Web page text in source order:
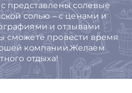
представлены солевые
солью – с ценами и
и отзывами
сможете провести время
компании.Желаем
отдыха!